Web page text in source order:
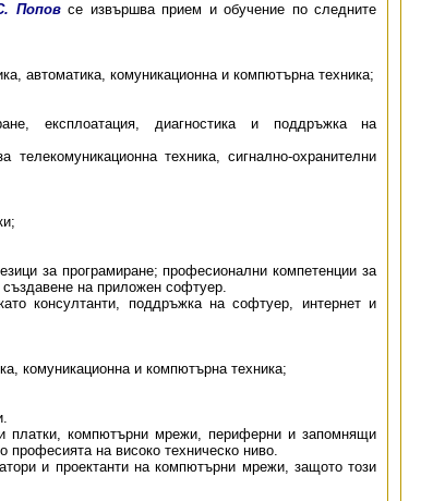
Поповсе извършва прием и обучение по следните
автоматика, комуникационна и компютърна техника;
експлоатация, диагностика и поддръжка на
техника, сигнално-охранителни
за програмиране; професионални компетенции за
на приложен софтуер.
консултанти, поддръжка на софтуер, интернет и
комуникационна и компютърна техника;
платки, компютърни мрежи, периферни и запомнящи
професията на високо техническо ниво.
и проектанти на компютърни мрежи, защото този